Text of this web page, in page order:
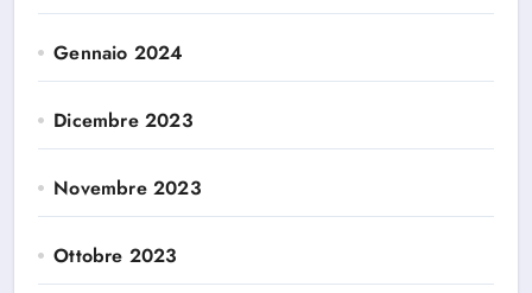
Gennaio 2024
Dicembre 2023
Novembre 2023
Ottobre 2023